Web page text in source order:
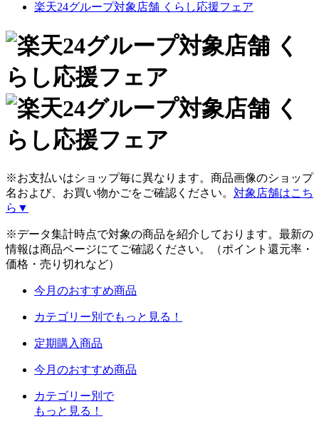
楽天24グループ対象店舗 くらし応援フェア
※お支払いはショップ毎に異なります。商品画像のショップ
名および、お買い物かごをご確認ください。 対象店舗はこち
ら▼
※データ集計時点で対象の商品を紹介しております。最新の
情報は商品ページにてご確認ください。（ポイント還元率・
価格・売り切れなど）
今月のおすすめ商品
カテゴリー別でもっと見る！
定期購入商品
今月のおすすめ商品
カテゴリー別で
もっと見る！